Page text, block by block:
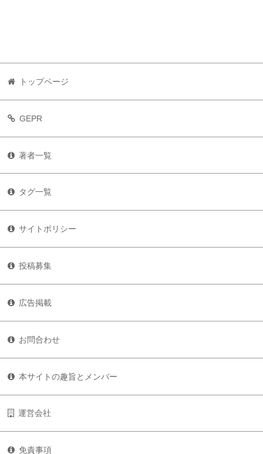
トップページ
GEPR
著者一覧
タグ一覧
サイトポリシー
投稿募集
広告掲載
お問合わせ
本サイトの趣旨とメンバー
運営会社
免責事項